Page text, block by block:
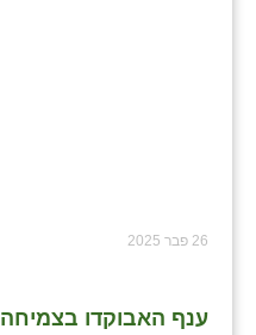
26 פבר 2025
ענף האבוקדו בצמיחה